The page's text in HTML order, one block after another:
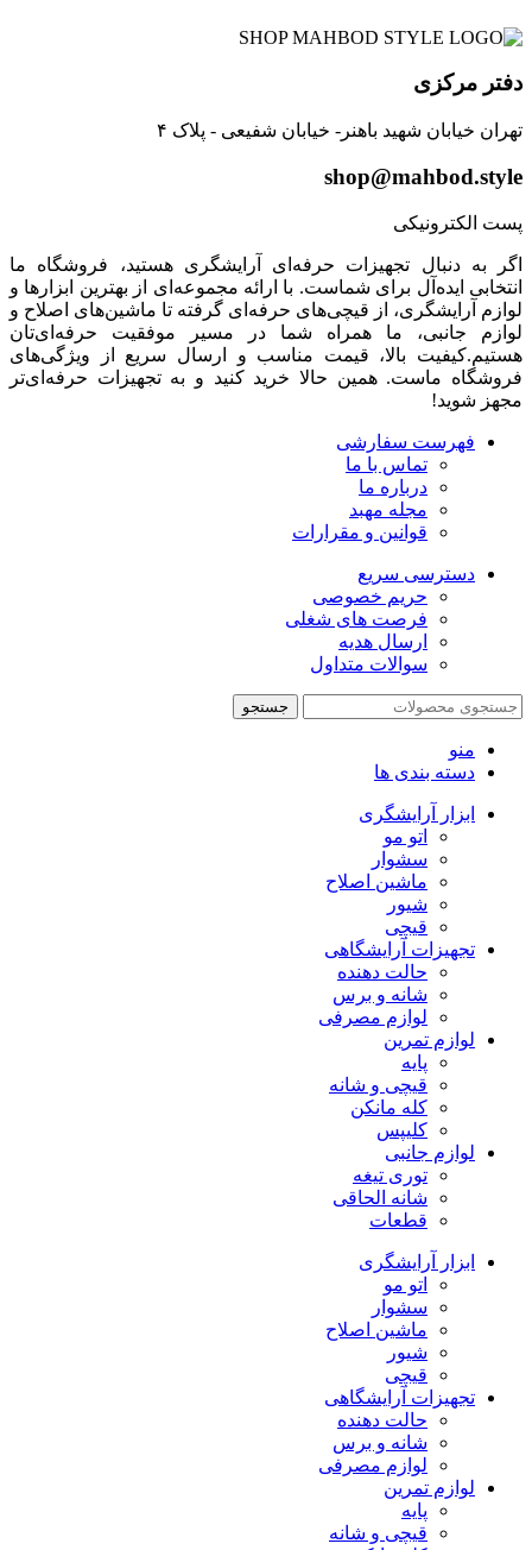
دفتر مرکزی
تهران خیابان شهید باهنر- خیابان شفیعی - پلاک ۴
shop@mahbod.style
پست الکترونیکی
اگر به دنبال تجهیزات حرفه‌ای آرایشگری هستید، فروشگاه ما
انتخابی ایده‌آل برای شماست. با ارائه مجموعه‌ای از بهترین ابزارها و
لوازم آرایشگری، از قیچی‌های حرفه‌ای گرفته تا ماشین‌های اصلاح و
لوازم جانبی، ما همراه شما در مسیر موفقیت حرفه‌ای‌تان
هستیم.کیفیت بالا، قیمت مناسب و ارسال سریع از ویژگی‌های
فروشگاه ماست. همین حالا خرید کنید و به تجهیزات حرفه‌ای‌تر
مجهز شوید!
فهرست سفارشی
تماس با ما
درباره ما
مجله مهبد
قوانین و مقرارات
دسترسی سریع
حریم خصوصی
فرصت های شغلی
ارسال هدیه
سوالات متداول
جستجو
منو
دسته بندی ها
ابزار آرایشگری
اتو مو
سشوار
ماشین اصلاح
شیور
قیچی
تجهیزات آرایشگاهی
حالت دهنده
شانه و برس
لوازم مصرفی
لوازم تمرین
پایه
قیچی و شانه
کله مانکن
کلیپس
لوازم جانبی
توری تیغه
شانه الحاقی
قطعات
ابزار آرایشگری
اتو مو
سشوار
ماشین اصلاح
شیور
قیچی
تجهیزات آرایشگاهی
حالت دهنده
شانه و برس
لوازم مصرفی
لوازم تمرین
پایه
قیچی و شانه